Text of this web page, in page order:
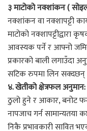
३ माटोको नक्शांकन ( सोइल
नक्शांकन वा नक्शापट्टी
माटोको
आवस्यक पर्ने र आफ्नो
प्रकारको बाली लगाउँदा
सटिक रुपमा लिन सक्दछन्
४. खेतीको क्षेत्रफल अनुमान:
ठुलो हुने र आकार, बनोट
नापजाच गर्न सामान्यतया
निकै प्रभावकारी सावित